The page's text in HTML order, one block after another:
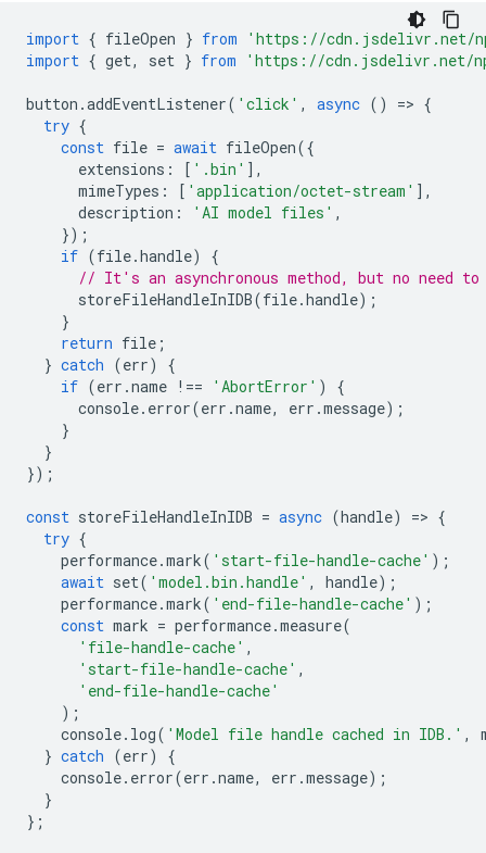
import { fileOpen } from
'https://cdn.jsdelivr.net/
import { get, set } from 'https://cdn.jsdelivr.net/
button .addEventListener( 'click' , async () => {
try {
const file = await fileOpen({
extensions : [ '.bin' ],
mimeTypes : [ 'application/octet-stream' ],
description : 'AI model files' ,
});
if (file.handle)
{
// It's an asynchronous method, but no need
storeFileHandleInIDB(file.handle);
}
return file ;
} catch (err)
{
if (err .name !== 'AbortError' )
{
console. error(err .name, err .message);
}
}
});
const storeFileHandleInIDB = async (handle) => {
try {
performance.mark( 'start-file-handle-cache' );
await set( 'model.bin.handle' , handle);
performance.mark( 'end-file-handle-cache' );
const mark = performance.measure(
'file-handle-cache' ,
'start-file-handle-cache' ,
'end-file-handle-cache'
);
console. log( 'Model file handle cached in IDB.' ,
} catch (err)
{
console. error(err .name, err .message);
}
};